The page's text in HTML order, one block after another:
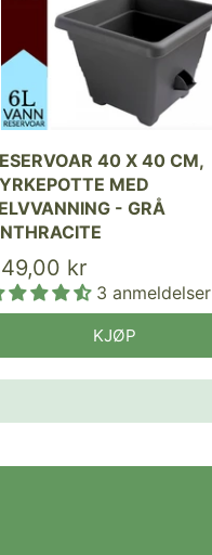
40 X 40 CM,
MED
- GRÅ
kr
3 anmeldelser
KJØP